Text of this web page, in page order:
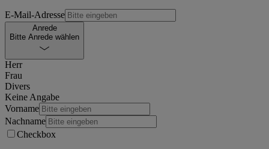
E-Mail-Adresse
Anrede
Bitte Anrede wählen
Herr
Frau
Divers
Keine Angabe
Vorname
Nachname
Checkbox